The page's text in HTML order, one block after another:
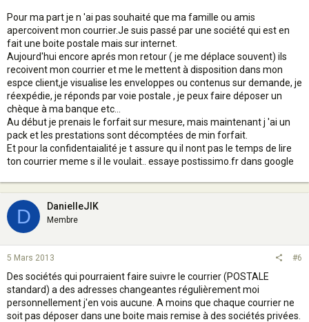
Pour ma part je n 'ai pas souhaité que ma famille ou amis
apercoivent mon courrier.Je suis passé par une société qui est en
fait une boite postale mais sur internet.
Aujourd'hui encore aprés mon retour ( je me déplace souvent) ils
recoivent mon courrier et me le mettent à disposition dans mon
espce client,je visualise les enveloppes ou contenus sur demande, je
réexpédie, je réponds par voie postale , je peux faire déposer un
chèque à ma banque etc...
Au début je prenais le forfait sur mesure, mais maintenant j 'ai un
pack et les prestations sont décomptées de min forfait.
Et pour la confidentaialité je t assure qu il nont pas le temps de lire
ton courrier meme s il le voulait.. essaye postissimo.fr dans google
D DanielleJIK
Membre
5 Mars 2013 #6
Des sociétés qui pourraient faire suivre le courrier (POSTALE
standard) a des adresses changeantes régulièrement moi
personnellement j'en vois aucune. A moins que chaque courrier ne
soit pas déposer dans une boite mais remise à des sociétés privées.